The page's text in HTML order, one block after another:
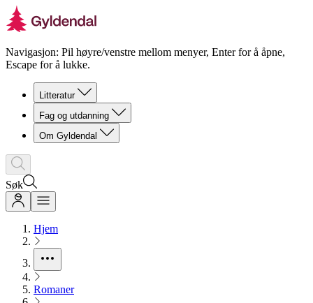
Navigasjon: Pil høyre/venstre mellom menyer, Enter for å åpne,
Escape for å lukke.
Litteratur
Fag og utdanning
Om Gyldendal
Søk
Hjem
Romaner